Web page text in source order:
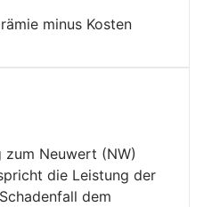
minus Kosten
zum Neuwert (NW)
die Leistung der
dem